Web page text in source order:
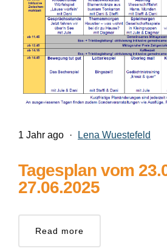
1 Jahr ago · Lena Wuestefeld
Tagesplan vom
27.06.2025
Read more